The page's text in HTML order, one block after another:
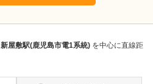
新屋敷駅(鹿児島市電1系統) を中心に直線距